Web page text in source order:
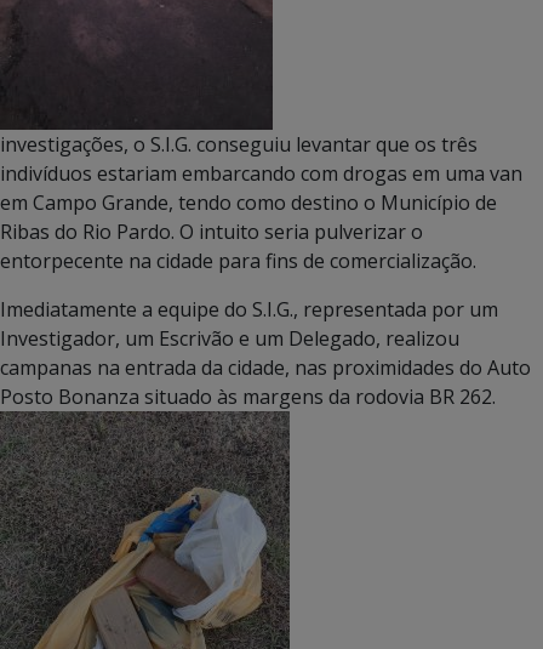
investigações, o S.I.G. conseguiu levantar que os três
indivíduos estariam embarcando com drogas em uma van
em Campo Grande, tendo como destino o Município de
Ribas do Rio Pardo. O intuito seria pulverizar o
entorpecente na cidade para fins de comercialização.
Imediatamente a equipe do S.I.G., representada por um
Investigador, um Escrivão e um Delegado, realizou
campanas na entrada da cidade, nas proximidades do Auto
Posto Bonanza situado às margens da rodovia BR 262.